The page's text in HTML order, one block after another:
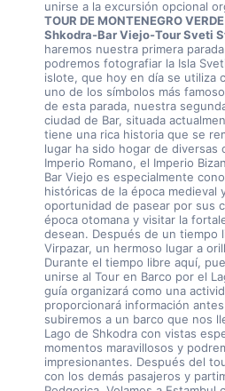
TOUR DE MONTENEGRO
Shkodra-Bar Viejo-Tour Sveti
haremos nuestra primera
podremos fotografiar la Isla
islote, que hoy en día se utiliza
uno de los símbolos más
de esta parada, nuestra
ciudad de Bar, situada
tiene una rica historia que se
lugar ha sido hogar de diversas
Imperio Romano, el Imperio
Bar Viejo es especialmente
históricas de la época medieval
oportunidad de pasear por sus
época otomana y visitar la
desean. Después de un tiempo
Virpazar, un hermoso lugar a
Durante el tiempo libre aquí,
unirse al Tour en Barco por el
guía organizará como una
proporcionará información
subiremos a un barco que nos
Lago de Shkodra con vistas
momentos maravillosos y
impresionantes. Después del
con los demás pasajeros y